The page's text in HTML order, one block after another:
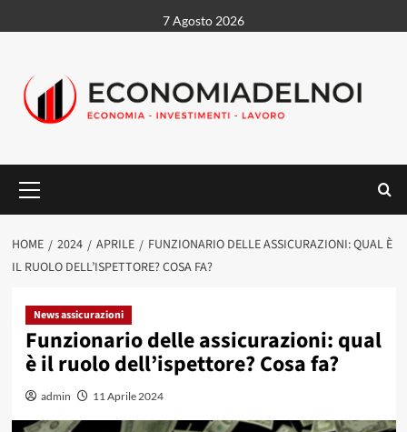
al
7 Agosto 2026
principale
HOME 2024 APRILE
FUNZIONARIO DELLE ASSICURAZIONI: QUAL È
IL RUOLO DELL’ISPETTORE? COSA FA?
News assicurazioni
Funzionario delle assicurazioni: qual
è il ruolo dell’ispettore? Cosa fa?
admin 11 Aprile 2024